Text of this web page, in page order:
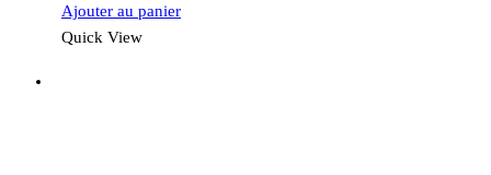
Ajouter au panier
Quick View